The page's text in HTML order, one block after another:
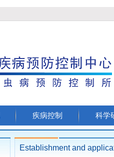
疾病控制 科学
Establishment and